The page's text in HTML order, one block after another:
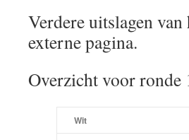
Verdere uitslagen
externe pagina.
Overzicht voor ronde
Wit